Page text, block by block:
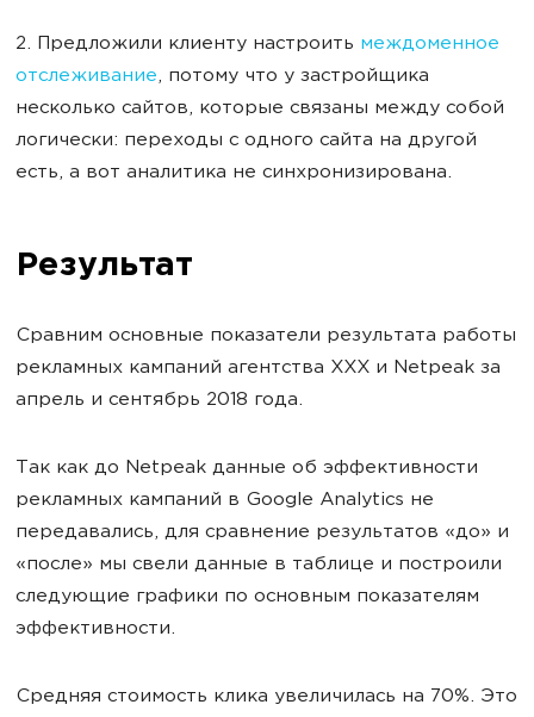
2. Предложили клиенту настроить междоменное
отслеживание, потому что у застройщика
несколько сайтов, которые связаны между собой
логически: переходы с одного сайта на другой
есть, а вот аналитика не синхронизирована.
Результат
Сравним основные показатели результата работы
рекламных кампаний агентства ХХХ и Netpeak за
апрель и сентябрь 2018 года.
Так как до Netpeak данные об эффективности
рекламных кампаний в Google Analytics не
передавались, для сравнение результатов «до» и
«после» мы свели данные в таблице и построили
следующие графики по основным показателям
эффективности.
Средняя стоимость клика увеличилась на 70%. Это